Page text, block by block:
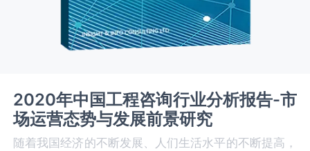
2020年中国工程咨询行业分析报告-市
场运营态势与发展前景研究
随着我国经济的不断发展、人们生活水平的不断提高，